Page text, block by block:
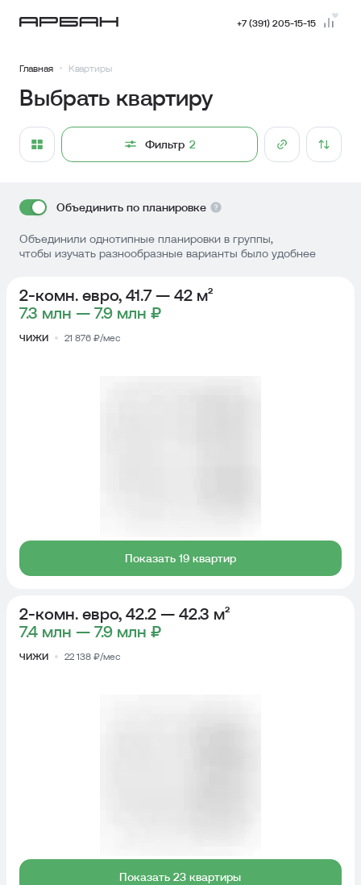
+7 (391) 205-15-15
Главная Квартиры
Выбрать квартиру
Фильтр 2
Объединить по планировке
Объединили однотипные планировки в группы,
чтобы изучать разнообразные варианты было удобнее
2-комн. евро, 41.7 — 42 м²
7.3 млн — 7.9 млн ₽
ЧИЖИ 21 876 ₽/мес
Показать 19 квартир
2-комн. евро, 42.2 — 42.3 м²
7.4 млн — 7.9 млн ₽
ЧИЖИ 22 138 ₽/мес
Показать 23 квартиры